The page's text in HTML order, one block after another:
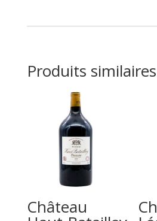
-
Produits similaires
Château